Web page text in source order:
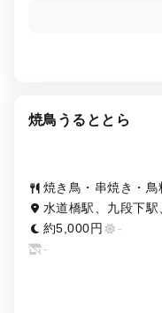
焼鳥うるととら
焼き鳥・串焼き・鳥
水道橋駅、九段下
約5,000円
-
-